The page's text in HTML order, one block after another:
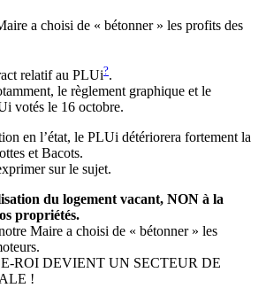
a choisi de « bétonner » les profits des
relatif au PLUi?.
le règlement graphique et le
votés le 16 octobre.
en l’état, le PLUi détériorera fortement la
et Bacots.
sur le sujet.
du logement vacant, NON à la
propriétés.
Maire a choisi de « bétonner » les
ROI DEVIENT UN SECTEUR DE
!